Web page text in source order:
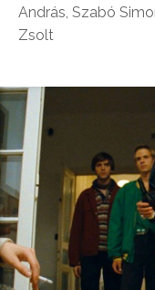
András, Szabó
Zsolt